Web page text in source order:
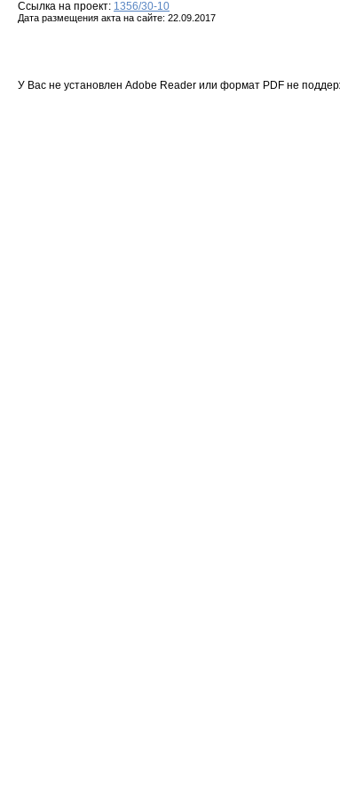
Ссылка на проект: 1356/30-10
Дата размещения акта на сайте: 22.09.2017
У Вас не установлен Adobe Reader или формат PDF не